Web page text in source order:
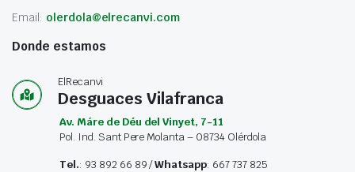
Email: olerdola@elrecanvi.com
Donde estamos
ElRecanvi
Desguaces Vilafranca
Av. Máre de Déu del Vinyet, 7-11
Pol. Ind. Sant Pere Molanta – 08734 Olérdola
Tel.: 93 892 66 89 /Whatsapp: 667 737 825